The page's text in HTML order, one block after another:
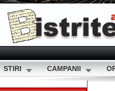
STIRI CAMPANII